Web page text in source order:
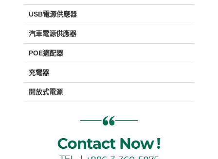
USB電源供應器
汽車電源供應器
POE適配器
充電器
開放式電源